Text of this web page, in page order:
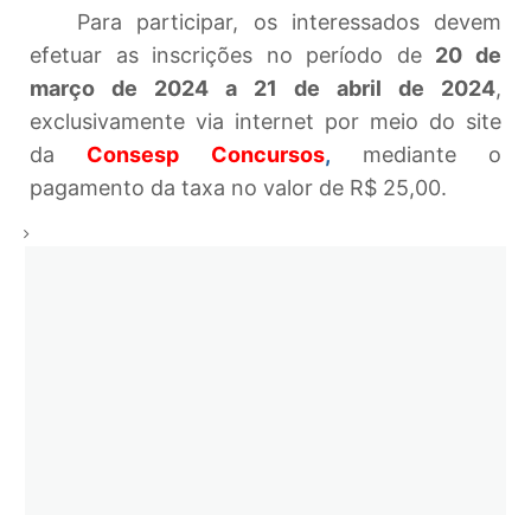
Para participar, os interessados devem
efetuar as inscrições no período de 20 de
março de 2024 a 21 de abril de 2024,
exclusivamente via internet por meio do site
da Consesp Concursos, mediante o
pagamento da taxa no valor de R$ 25,00.